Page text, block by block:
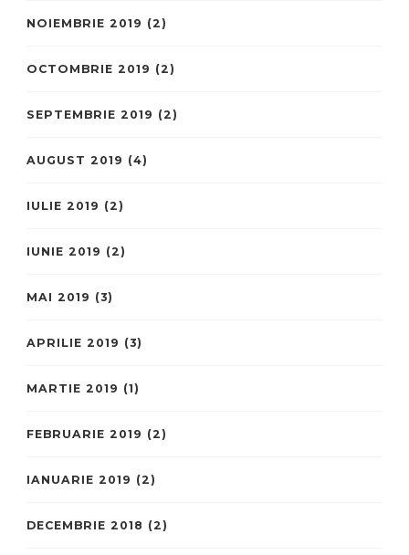
NOIEMBRIE 2019 (2)
OCTOMBRIE 2019 (2)
SEPTEMBRIE 2019 (2)
AUGUST 2019 (4)
IULIE 2019 (2)
IUNIE 2019 (2)
MAI 2019 (3)
APRILIE 2019 (3)
MARTIE 2019 (1)
FEBRUARIE 2019 (2)
IANUARIE 2019 (2)
DECEMBRIE 2018 (2)